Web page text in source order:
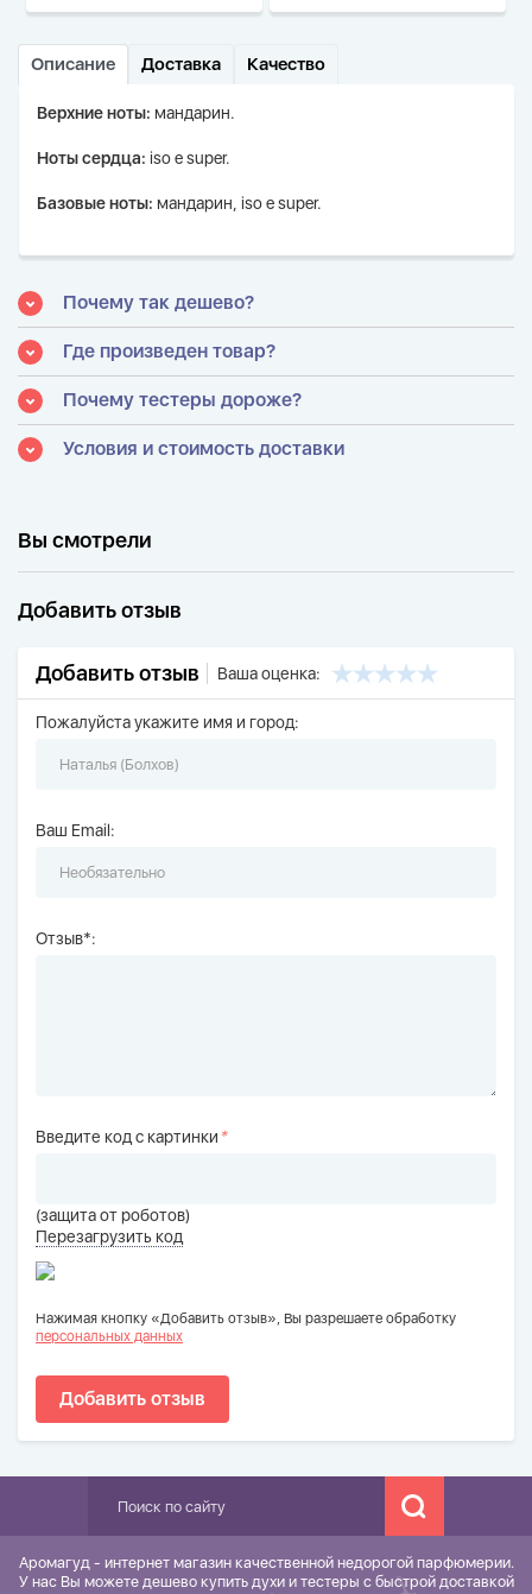
Описание Доставка Качество
Верхние ноты: мандарин.
Ноты сердца: iso e super.
Базовые ноты: мандарин, iso e super.
Почему так дешево?
Где произведен товар?
Почему тестеры дороже?
Условия и стоимость доставки
Вы смотрели
Добавить отзыв
Добавить отзыв Ваша оценка:
Пожалуйста укажите имя и город:
Ваш Email:
Отзыв*:
Введите код с картинки*
(защита от роботов)
Перезагрузить код
Нажимая кнопку «Добавить отзыв», Вы разрешаете обработку
персональных данных
Добавить отзыв
Аромагуд - интернет магазин качественной недорогой парфюмерии.
У нас Вы можете дешево купить духи и тестеры с быстрой доставкой